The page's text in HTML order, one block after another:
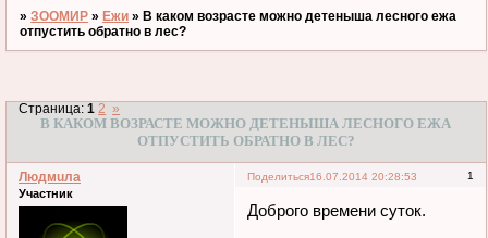
»ЗООМИР » Ежи » В каком возрасте можно детеныша лесного ежа
отпустить обратно в лес?
В КАКОМ ВОЗРАСТЕ МОЖНО ДЕТЕНЫША ЛЕСНОГО ЕЖА
ОТПУСТИТЬ ОБРАТНО В ЛЕС?
Страница:1 2 »
Поделиться 1
16.07.2014 20:28:53
Людмuла
Участник
Доброго времени суток.